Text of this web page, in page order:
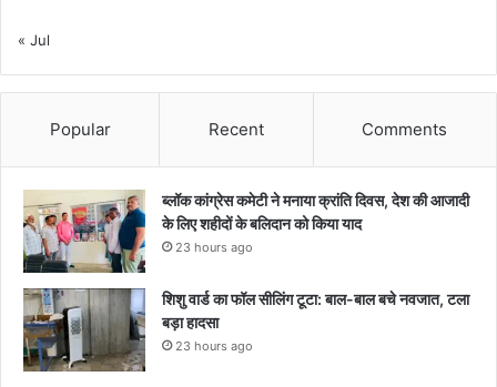
« Jul
Popular Recent Comments
ब्लॉक कांग्रेस कमेटी ने मनाया क्रांति दिवस, देश की आजादी
के लिए शहीदों के बलिदान को किया याद
23 hours ago
शिशु वार्ड का फॉल सीलिंग टूटा: बाल-बाल बचे नवजात, टला
बड़ा हादसा
23 hours ago